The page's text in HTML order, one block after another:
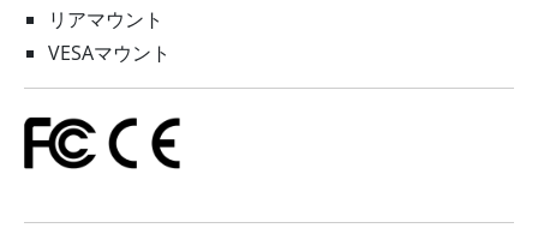
リアマウント
VESAマウント